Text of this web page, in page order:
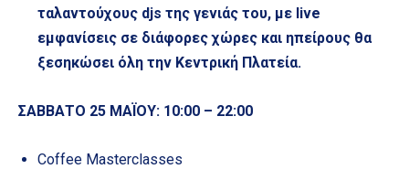
ταλαντούχους djs της γενιάς του, με live
εμφανίσεις σε διάφορες χώρες και ηπείρους θα
ξεσηκώσει όλη την Κεντρική Πλατεία.
ΣΑΒΒΑΤΟ 25 ΜΑΪΟΥ: 10:00 – 22:00
Coffee Masterclasses